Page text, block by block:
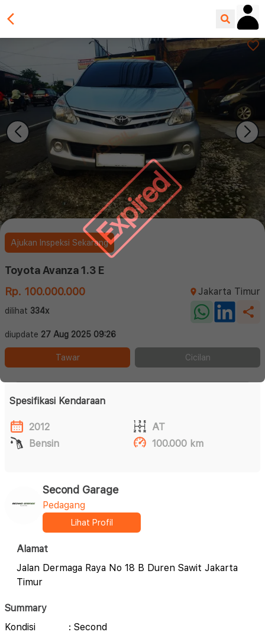
Expired
Ajukan Inspeksi Sekarang
Toyota Avanza 1.3 E
Rp. 100.000.000
Jakarta Timur
dilihat 334x
diupdate 27 Aug 2025 09:26
Tawar Cicilan
Spesifikasi Kendaraan
2012
AT
Bensin
100.000 km
Second Garage
Pedagang
Lihat Profil
Alamat
Jalan Dermaga Raya No 18 B Duren Sawit Jakarta
Timur
Summary
Kondisi
: Second